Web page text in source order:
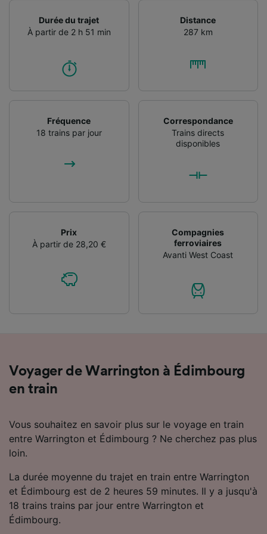
Durée du trajet
À partir de 2 h 51 min
Distance
287 km
Fréquence
18 trains par jour
Correspondance
Trains directs
disponibles
Prix
À partir de 28,20 €
Compagnies
ferroviaires
Avanti West Coast
Voyager de Warrington à Édimbourg
en train
Vous souhaitez en savoir plus sur le voyage en train
entre Warrington et Édimbourg ? Ne cherchez pas plus
loin.
La durée moyenne du trajet en train entre Warrington
et Édimbourg est de 2 heures 59 minutes. Il y a jusqu'à
18 trains trains par jour entre Warrington et
Édimbourg.
informations sur un appareil. Publicités et
contenu personnalisés, mesure de
services.
Liste de nos partenaires (fournisseurs)